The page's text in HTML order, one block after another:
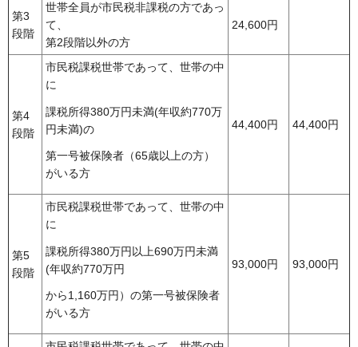
第3
段階
世帯全員が市民税非課税の方であっ
て、
第2段階以外の方
24,600円
第4
段階
市民税課税世帯であって、世帯の中
に
課税所得380万円未満(年収約770万
円未満)の
第一号被保険者（65歳以上の方）
がいる方
44,400円 44,400円
第5
段階
市民税課税世帯であって、世帯の中
に
課税所得380万円以上690万円未満
(年収約770万円
から1,160万円）の第一号被保険者
がいる方
93,000円 93,000円